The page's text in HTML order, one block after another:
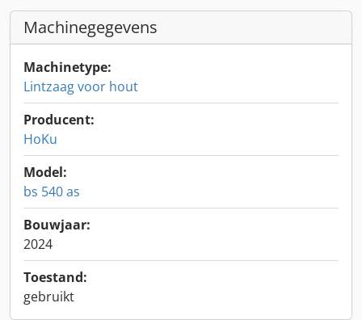
Machinegegevens
Machinetype:
Lintzaag voor hout
Producent:
HoKu
Model:
bs 540 as
Bouwjaar:
2024
Toestand:
gebruikt